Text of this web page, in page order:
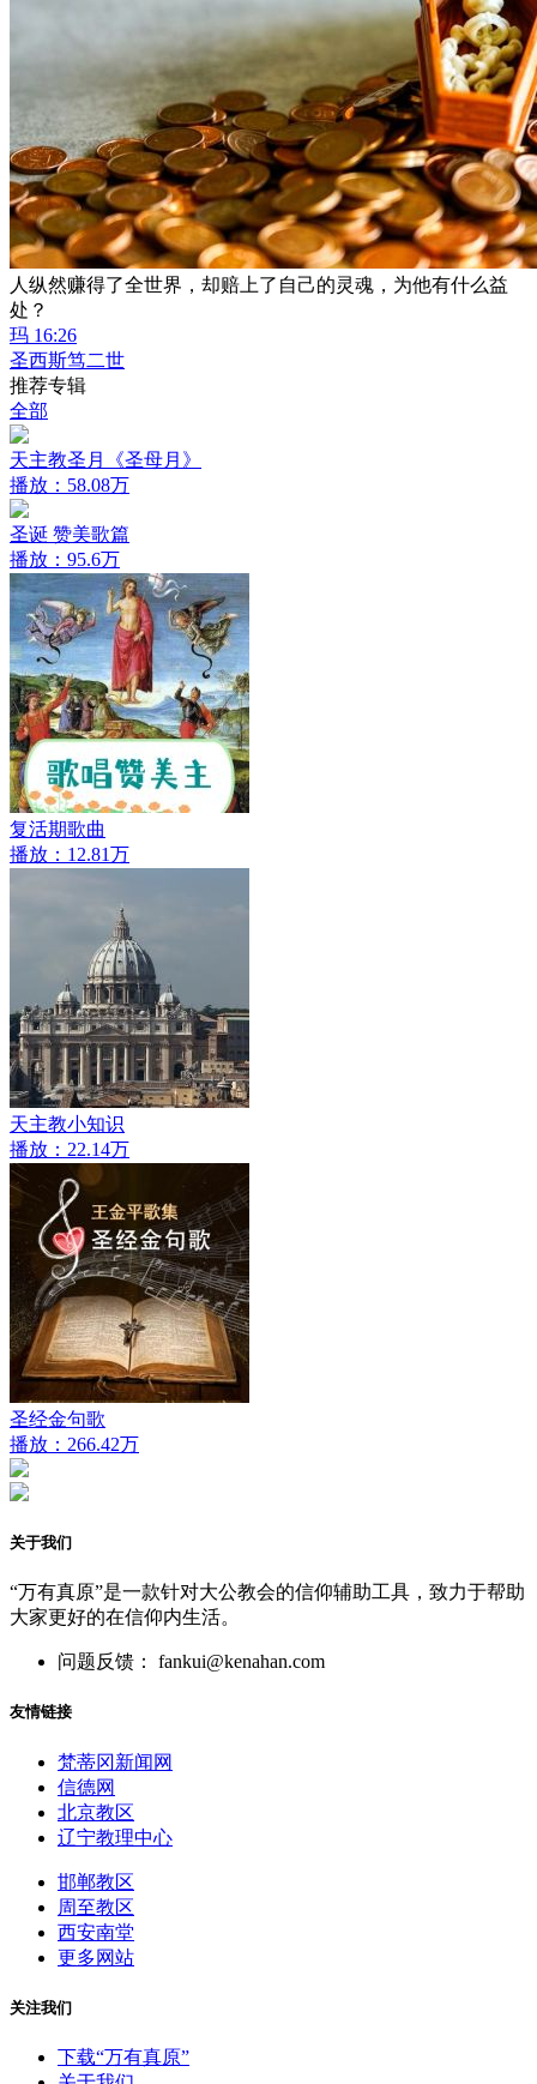
人纵然赚得了全世界，却赔上了自己的灵魂，为他有什么益
处？
玛 16:26
圣西斯笃二世
推荐专辑
全部
天主教圣月《圣母月》
播放：58.08万
圣诞 赞美歌篇
播放：95.6万
复活期歌曲
播放：12.81万
天主教小知识
播放：22.14万
圣经金句歌
播放：266.42万
关于我们
“万有真原”是一款针对大公教会的信仰辅助工具，致力于帮助
大家更好的在信仰内生活。
问题反馈： fankui@kenahan.com
友情链接
梵蒂冈新闻网
信德网
北京教区
辽宁教理中心
邯郸教区
周至教区
西安南堂
更多网站
关注我们
下载“万有真原”